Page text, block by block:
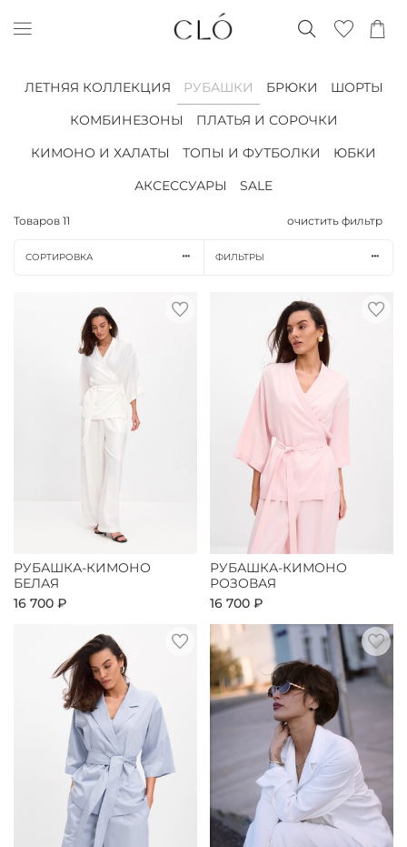
ЛЕТНЯЯ КОЛЛЕКЦИЯ РУБАШКИ БРЮКИ
ШОРТЫ
КОМБИНЕЗОНЫ
ПЛАТЬЯ И СОРОЧКИ
КИМОНО И ХАЛАТЫ
ТОПЫ И ФУТБОЛКИ
ЮБКИ
АКСЕССУАРЫ
SALE
Товаров 11 очистить фильтр
СОРТИРОВКА ФИЛЬТРЫ
РУБАШКА-КИМОНО
БЕЛАЯ
16 700 ₽
РУБАШКА-КИМОНО
РОЗОВАЯ
16 700 ₽